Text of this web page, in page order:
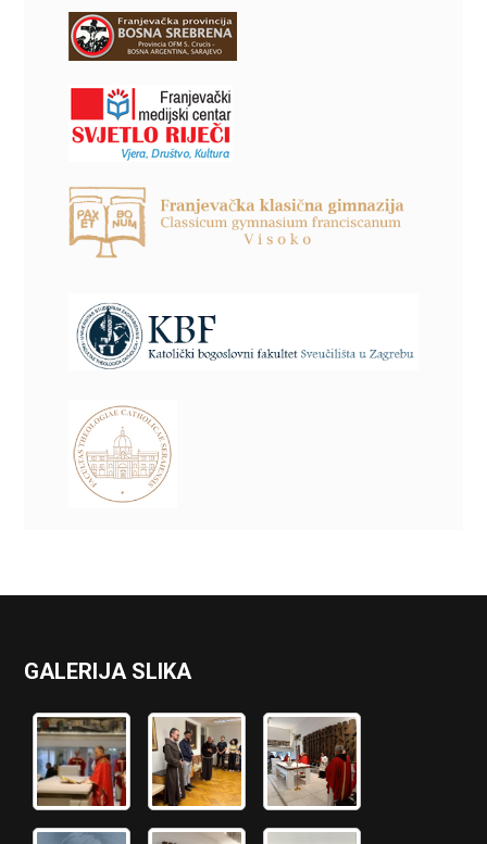
GALERIJA SLIKA